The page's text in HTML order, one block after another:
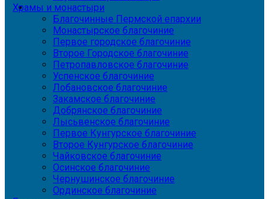
Храмы и монастыри
Благочинные Пермской епархии
Монастырское благочиние
Первое городское благочиние
Второе Городское благочиние
Петропавловское благочиние
Успенское благочиние
Лобановское благочиние
Закамское благочиние
Добрянское благочиние
Лысьвенское благочиние
Первое Кунгурское благочиние
Второе Кунгурское благочиние
Чайковское благочиние
Осинское благочиние
Чернушинское благочиние
Ординское благочиние